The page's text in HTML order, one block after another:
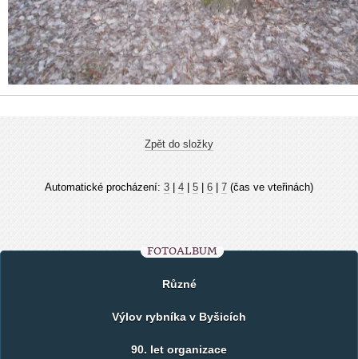
Zpět do složky
Automatické procházení: 3 4 5 6 7 (čas ve vteřinách)
FOTOALBUM
Různé
Výlov rybníka v Byšicích
90. let organizace